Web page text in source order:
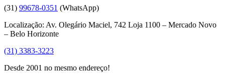
(31) 99678-0351 (WhatsApp)
Localização: Av. Olegário Maciel, 742 Loja 1100 – Mercado Novo
– Belo Horizonte
(31) 3383-3223
Desde 2001 no mesmo endereço!